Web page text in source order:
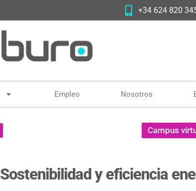
+34 624 820
Empleo Nosotros
Campus
Sostenibilidad y eficiencia